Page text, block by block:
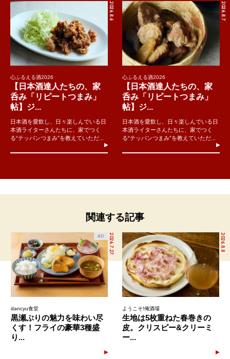
2026.8.6
心ふるえる酒2026
【日本酒達人たちの、家
呑み「リピートつまみ」
帖】ジ...
日本酒を愛飲し、日々楽しんでいる日
本酒ライターさんたちに、家でつく
る“テッパンつまみ”を教えていただ...
2026.8.7
心ふるえる酒2026
【日本酒達人たちの、家
呑み「リピートつまみ」
帖】ジ...
日本酒を愛飲し、日々楽しんでいる日
本酒ライターさんたちに、家でつく
る“テッパンつまみ”を教えていただ...
関連する記事
2026.7.27
AD
dancyu食堂
黒瀬ぶりの魅力を味わい尽
くす！フライの豪華3種盛
り...
2026.8.8
ようこそ!俺酒場
生地は5枚重ねた春巻きの
皮。クリスピー&クリーミ
ー...